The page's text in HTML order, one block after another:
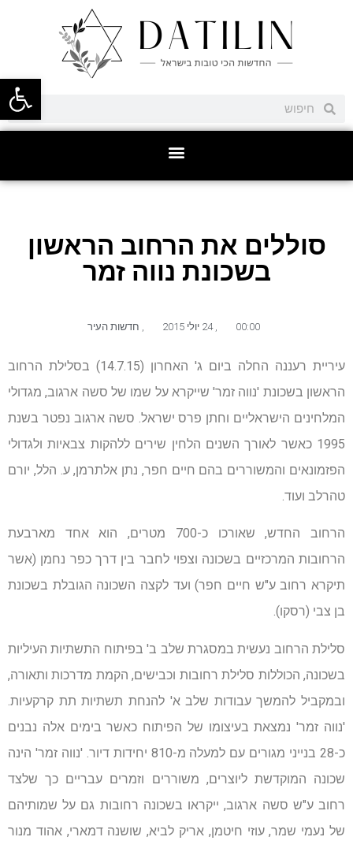
פתח
סוללים את הרחוב הראשון
בשכונת נווה זמר
00:00
, 24 יולי 2015 , חדשות העיר
עיריית רעננה החלה ביום ג' האחרון (14.7.15) בסלילת הרחוב
הראשון בשכונת 'נווה זמר' שייקרא על שמו של סשה ארגוב, מגדולי
המלחינים הישראליים וחתן פרס ישראל. סשה ארגוב נפטר בשנת
1995 כאשר לאורך השנים הלחין שירים ללהקות צבאיות ולגדולי
הפזמונאים והמשוררים בהם חיים חפר, נתן אלתרמן, ע. הלל, יורם
טהרלב ועוד.
הרחוב החדש, שאורכו כ-700 מטרים, הוא אחד מארבעת
הרחובות המרכזיים בשכונה וצפוי לחבר בין דרך כפר נחמן (אשר
תיקרא רחוב ע"ש חיים חפר) ועד לקצה השכונה הגובלת בשכונת
בן צבי (רסקו).
סלילת הרחוב נעשית במסגרת שלב ב' בפיתוח התשתיות העיליות
בשכונה, הכוללות סלילת רחובות וכבישים, הקמת מדרכות ותאורה,
ובמקביל להמשך עבודות שלב א' להנחת תשתיות תת קרקעיות.
'נווה זמר' נמצאת בעיצומו של הפיתוח כאשר בימים אלה נבנים
כ-28 בנייני מגורים עם למעלה מ-810 יחידות דיור. 'נווה זמר' הינה
שכונה המוקדשת ליוצרים, משוררים וזמרים עבריים כך שלצד
רחוב ע"ש סשה ארגוב, ייקראו בשכונה רחובות גם על שמותיהם
של נעמי שמר, עוזי חיטמן, אריק לביא, שושנה דמארי, אהוד מנור